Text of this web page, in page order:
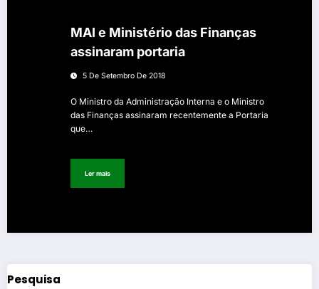
MAI e Ministério das Finanças
assinaram portaria
5 De Setembro De 2018
O Ministro da Administração Interna e o Ministro
das Finanças assinaram recentemente a Portaria
que…
Ler mais
Pesquisa